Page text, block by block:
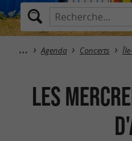
Agenda Concerts
Les